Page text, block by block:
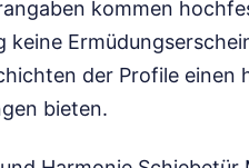
kommen
der Profile einen
bieten.